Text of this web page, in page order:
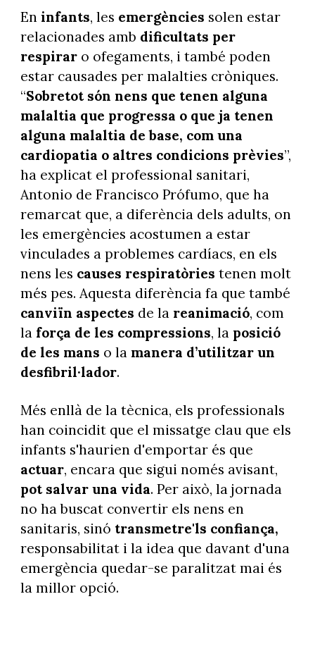
En infants, les emergències solen estar
relacionades amb dificultats per
respirar o ofegaments, i també poden
estar causades per malalties cròniques.
“Sobretot són nens que tenen alguna
malaltia que progressa o que ja tenen
alguna malaltia de base, com una
cardiopatia o altres condicions prèvies”,
ha explicat el professional sanitari,
Antonio de Francisco Prófumo, que ha
remarcat que, a diferència dels adults, on
les emergències acostumen a estar
vinculades a problemes cardíacs, en els
nens les causes respiratòries tenen molt
més pes. Aquesta diferència fa que també
canviïn aspectes de la reanimació, com
la força de les compressions, la posició
de les mans o la manera d’utilitzar un
desfibril·lador.
Més enllà de la tècnica, els professionals
han coincidit que el missatge clau que els
infants s'haurien d'emportar és que
actuar, encara que sigui només avisant,
pot salvar una vida. Per això, la jornada
no ha buscat convertir els nens en
sanitaris, sinó transmetre'ls confiança,
responsabilitat i la idea que davant d'una
emergència quedar-se paralitzat mai és
la millor opció.